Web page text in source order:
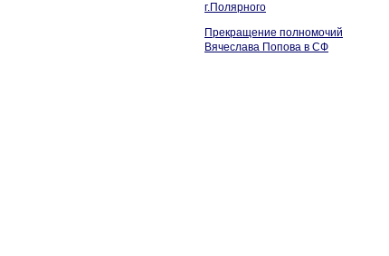
г.Полярного
Прекращение полномочий
Вячеслава Попова в СФ